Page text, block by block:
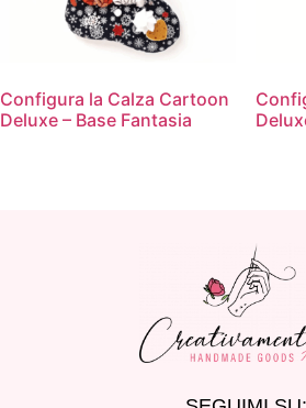
Configura la Calza Cartoon
Deluxe – Base Fantasia